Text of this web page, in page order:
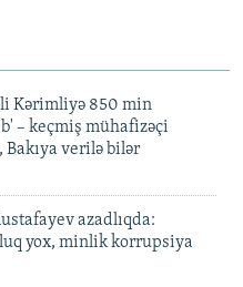
Kərimliyə 850 min
– keçmiş mühafizəçi
verilə bilər
azadlıqda:
yox, minlik korrupsiya